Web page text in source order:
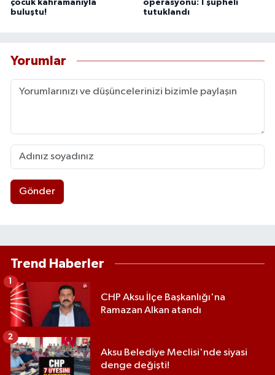
çocuk kahramanıyla
buluştu!
operasyonu: 1 şüpheli
tutuklandı
Yorumlar
Gönder
Trend Haberler
CHP Aksu İlçe Başkanlığı'na
Ramazan Alkan atandı
1
Aksu Belediye Meclisi'nde siyasi
denge değişti!
2